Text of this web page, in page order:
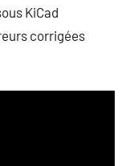
KiCad
corrigées